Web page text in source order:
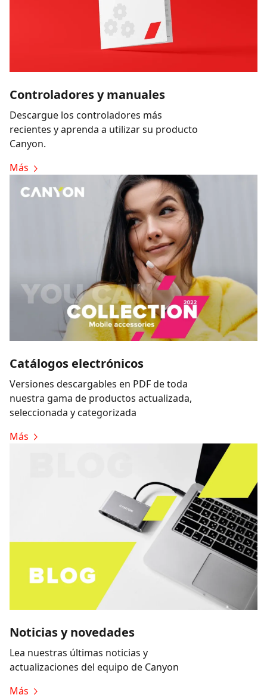
Controladores y manuales
Descargue los controladores más
recientes y aprenda a utilizar su producto
Canyon.
Más
Catálogos electrónicos
Versiones descargables en PDF de toda
nuestra gama de productos actualizada,
seleccionada y categorizada
Más
Noticias y novedades
Lea nuestras últimas noticias y
actualizaciones del equipo de Canyon
Más